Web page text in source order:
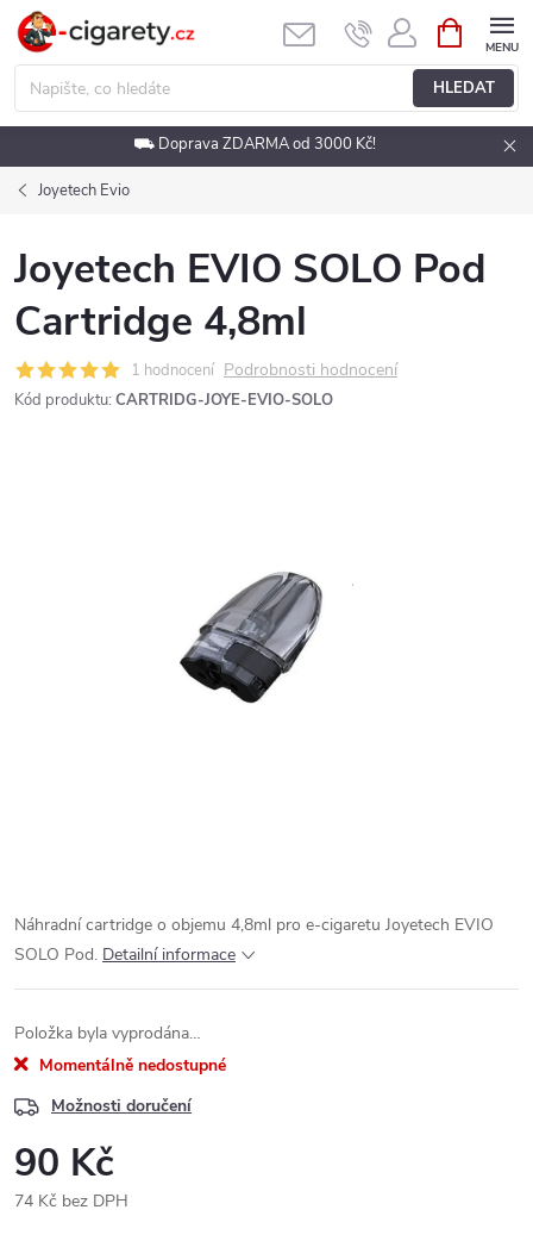
Přejít
obsah
HLEDAT
NÁKUPNÍ
KOŠÍK
⛟ Doprava ZDARMA od 3000 Kč!
Joyetech Evio
Joyetech EVIO SOLO Pod
Cartridge 4,8ml
1 hodnocení Podrobnosti hodnocení
Kód produktu: CARTRIDG-JOYE-EVIO-SOLO
Náhradní cartridge o objemu 4,8ml pro e-cigaretu Joyetech EVIO
SOLO Pod. Detailní informace
Položka byla vyprodána…
Momentálně nedostupné
Možnosti doručení
90 Kč
74 Kč bez DPH